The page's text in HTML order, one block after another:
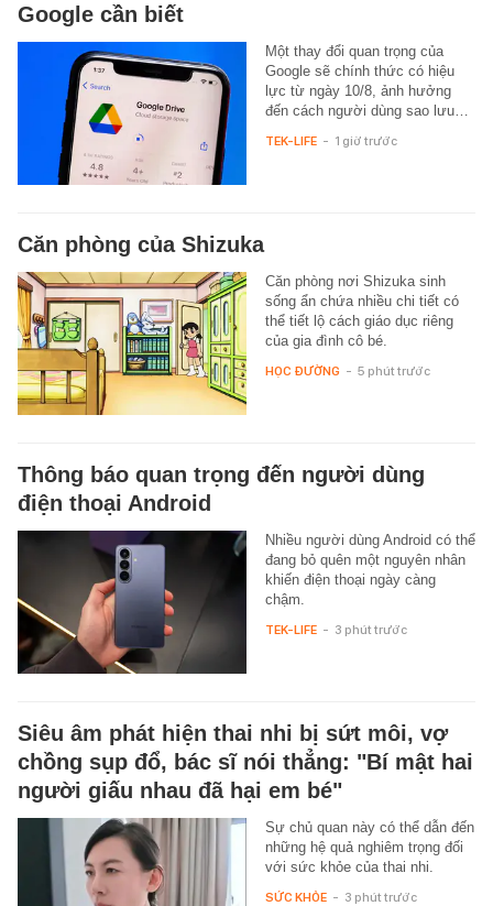
Google cần biết
Một thay đổi quan trọng của
Google sẽ chính thức có hiệu
lực từ ngày 10/8, ảnh hưởng
đến cách người dùng sao lưu…
TEK-LIFE - 1 giờ trước
Căn phòng của Shizuka
Căn phòng nơi Shizuka sinh
sống ẩn chứa nhiều chi tiết có
thể tiết lộ cách giáo dục riêng
của gia đình cô bé.
HỌC ĐƯỜNG - 5 phút trước
Thông báo quan trọng đến người dùng
điện thoại Android
Nhiều người dùng Android có thể
đang bỏ quên một nguyên nhân
khiến điện thoại ngày càng
chậm.
TEK-LIFE - 3 phút trước
Siêu âm phát hiện thai nhi bị sứt môi, vợ
chồng sụp đổ, bác sĩ nói thẳng: "Bí mật hai
người giấu nhau đã hại em bé"
Sự chủ quan này có thể dẫn đến
những hệ quả nghiêm trọng đối
với sức khỏe của thai nhi.
SỨC KHỎE - 3 phút trước